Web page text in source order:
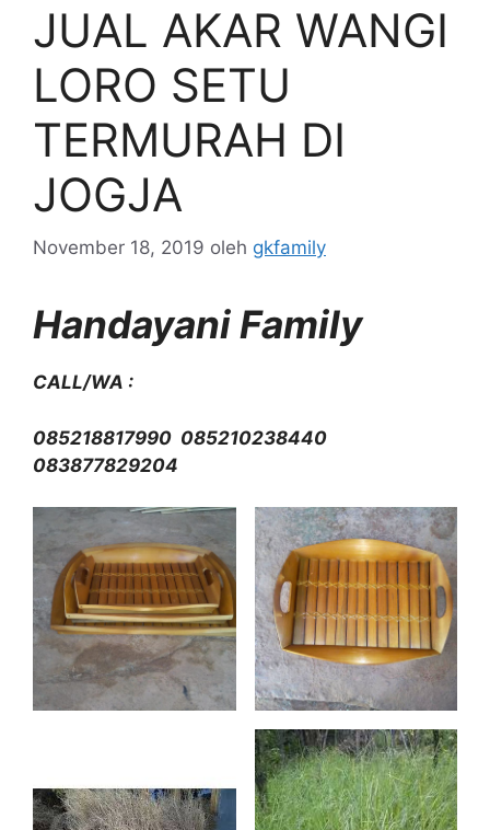
JUAL AKAR WANGI
LORO SETU
TERMURAH DI
JOGJA
November 18, 2019 oleh gkfamily
Handayani Family
CALL/WA :
085218817990 085210238440
083877829204